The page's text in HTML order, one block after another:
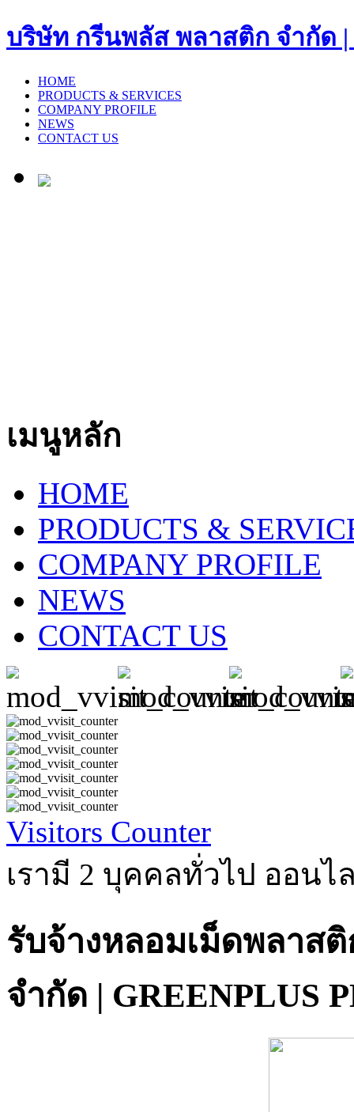
บริษัท กรีนพลัส พลาสติก จำกัด |
HOME
PRODUCTS & SERVICES
COMPANY PROFILE
NEWS
CONTACT US
เมนูหลัก
HOME
PRODUCTS &
COMPANY PROFILE
NEWS
CONTACT US
Visitors Counter
เรามี 2 บุคคลทั่วไป ออนไ
รับจ้างหลอมเม็ดพลาส
จำกัด | GREENPLUS